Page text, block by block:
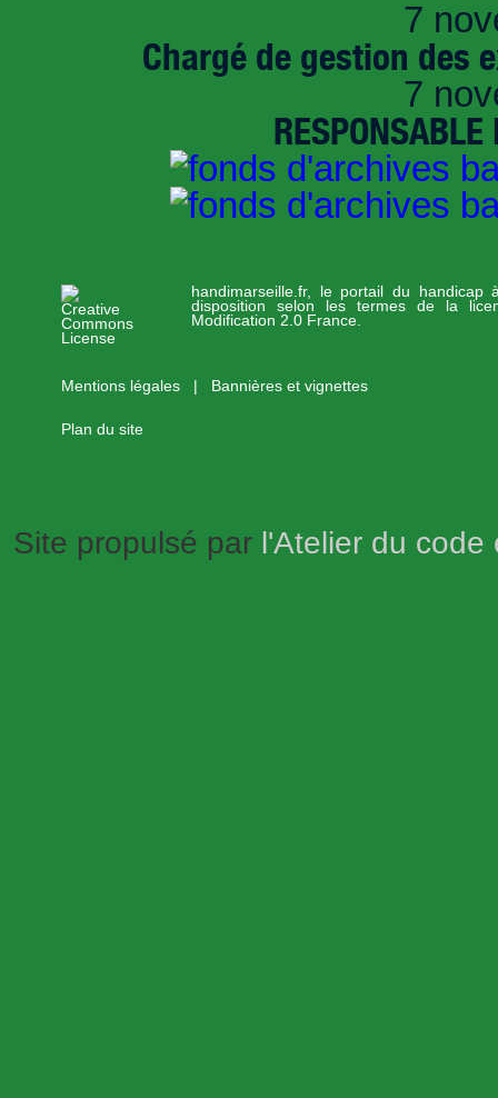
7
Chargé de gestion des
7
handimarseille.fr, le portail du handicap
disposition selon les termes de la
Modification 2.0 France.
Mentions légales Bannières et vignettes
Plan du site
Site propulsé par l'Atelier du